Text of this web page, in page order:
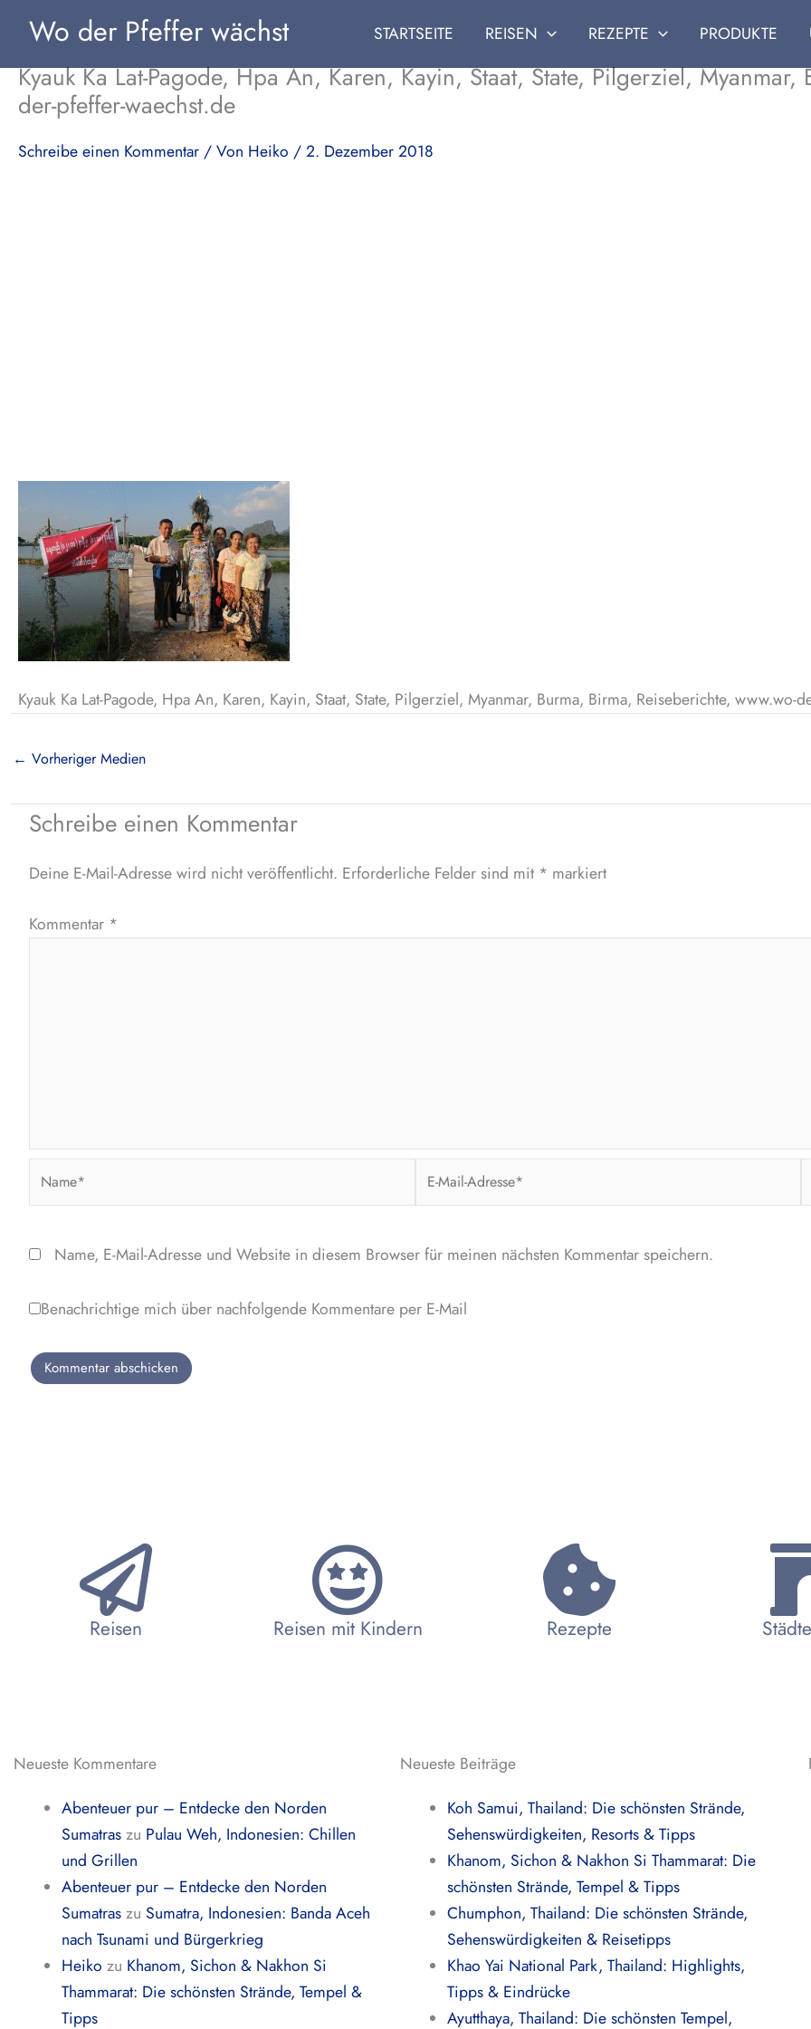
Inhalt
springen
Wo der Pfeffer wächst STARTSEITE REISEN REZEPTE PRODUKTE
Kyauk Ka Lat-Pagode, Hpa An, Karen, Kayin, Staat, State, Pilgerziel,
der-pfeffer-waechst.de
Schreibe einen Kommentar/ Von Heiko /2. Dezember 2018
Kyauk Ka Lat-Pagode, Hpa An, Karen, Kayin, Staat, State, Pilgerziel, Myanmar, Burma, Birma, Reiseberichte, www.wo-
← Vorheriger Medien
Schreibe einen Kommentar
Deine E-Mail-Adresse wird nicht veröffentlicht. Erforderliche Felder sind mit * markiert
Kommentar *
Name*
Name, E-Mail-Adresse und Website in diesem Browser für meinen nächsten Kommentar speichern.
Benachrichtige mich über nachfolgende Kommentare per E-Mail
Reisen Reisen mit Kindern Rezepte
Neueste Kommentare
Abenteuer pur – Entdecke den Norden
Sumatraszu Pulau Weh, Indonesien: Chillen
und Grillen
Abenteuer pur – Entdecke den Norden
Sumatraszu Sumatra, Indonesien: Banda Aceh
nach Tsunami und Bürgerkrieg
Heiko zu Khanom, Sichon & Nakhon Si
Thammarat: Die schönsten Strände, Tempel &
Tipps
Neueste Beiträge
Koh Samui, Thailand: Die schönsten Strände,
Sehenswürdigkeiten, Resorts & Tipps
Khanom, Sichon & Nakhon Si Thammarat: Die
schönsten Strände, Tempel & Tipps
Chumphon, Thailand: Die schönsten Strände,
Sehenswürdigkeiten & Reisetipps
Khao Yai National Park, Thailand: Highlights,
Tipps & Eindrücke
Ayutthaya, Thailand: Die schönsten Tempel,